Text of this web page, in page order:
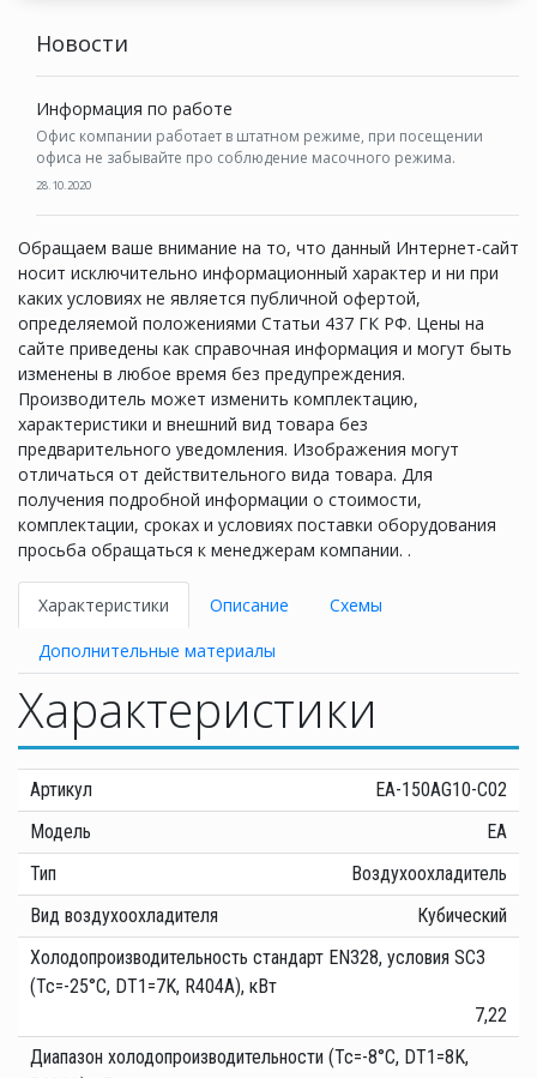
Новости
Информация по работе
Офис компании работает в штатном режиме, при посещении
офиса не забывайте про соблюдение масочного режима.
28.10.2020
Обращаем ваше внимание на то, что данный Интернет-сайт
носит исключительно информационный характер и ни при
каких условиях не является публичной офертой,
определяемой положениями Статьи 437 ГК РФ. Цены на
сайте приведены как справочная информация и могут быть
изменены в любое время без предупреждения.
Производитель может изменить комплектацию,
характеристики и внешний вид товара без
предварительного уведомления. Изображения могут
отличаться от действительного вида товара. Для
получения подробной информации о стоимости,
комплектации, сроках и условиях поставки оборудования
просьба обращаться к менеджерам компании. .
Характеристики Описание
Схемы
Дополнительные материалы
Характеристики
Артикул
EA-150AG10-C02
Модель
EA
Тип
Воздухоохладитель
Вид воздухоохладителя
Кубический
Холодопроизводительность стандарт EN328, условия SC3
(Tc=-25°C, DT1=7K, R404A), кВт
7,22
Диапазон холодопроизводительности (Tc=-8°C, DT1=8K,